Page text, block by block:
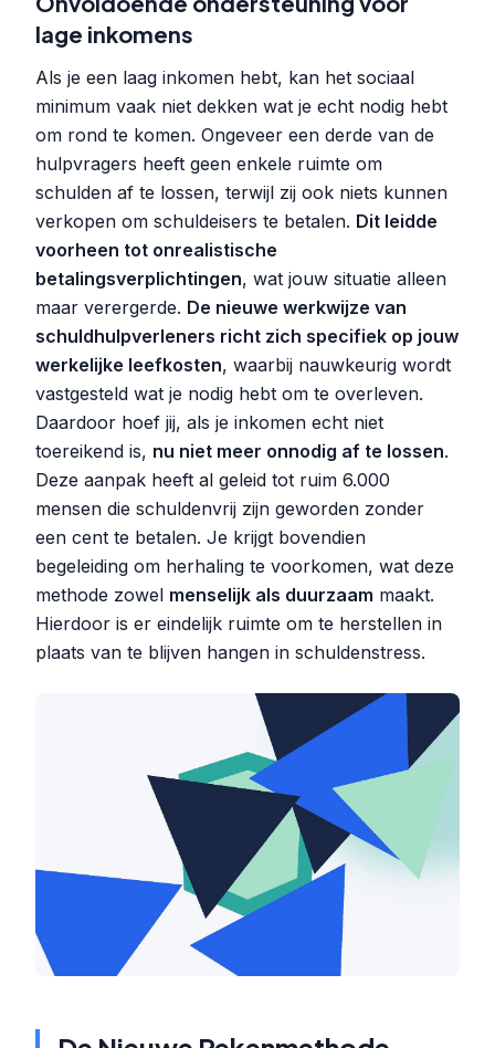
lage inkomens
Als je een laag inkomen hebt, kan het sociaal
minimum vaak niet dekken wat je echt nodig hebt
om rond te komen. Ongeveer een derde van de
hulpvragers heeft geen enkele ruimte om
schulden af te lossen, terwijl zij ook niets kunnen
verkopen om schuldeisers te betalen. Dit leidde
voorheen tot onrealistische
betalingsverplichtingen, wat jouw situatie alleen
maar verergerde. De nieuwe werkwijze van
schuldhulpverleners richt zich specifiek op jouw
werkelijke leefkosten, waarbij nauwkeurig wordt
vastgesteld wat je nodig hebt om te overleven.
Daardoor hoef jij, als je inkomen echt niet
toereikend is, nu niet meer onnodig af te lossen.
Deze aanpak heeft al geleid tot ruim 6.000
mensen die schuldenvrij zijn geworden zonder
een cent te betalen. Je krijgt bovendien
begeleiding om herhaling te voorkomen, wat deze
methode zowel menselijk als duurzaam maakt.
Hierdoor is er eindelijk ruimte om te herstellen in
plaats van te blijven hangen in schuldenstress.